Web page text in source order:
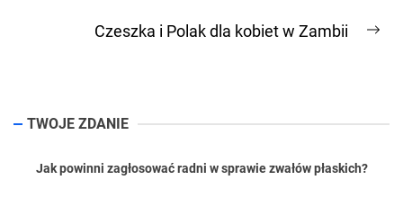
Czeszka i Polak dla kobiet w Zambii
TWOJE ZDANIE
Jak powinni zagłosować radni w sprawie zwałów płaskich?